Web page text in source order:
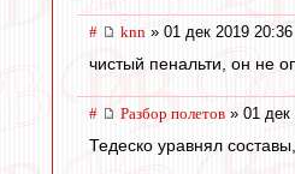
# knn » 01 дек 2019 20:36
чистый пенальти, он не
# Разбор полетов » 01 дек
Тедеско уравнял